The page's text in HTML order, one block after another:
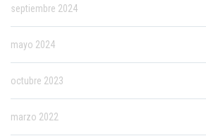
septiembre 2024
mayo 2024
octubre 2023
marzo 2022